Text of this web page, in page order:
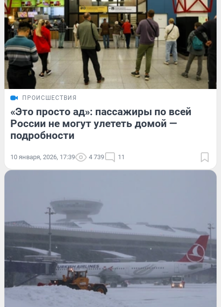
ПРОИСШЕСТВИЯ
«Это просто ад»: пассажиры по всей
России не могут улететь домой —
подробности
10 января, 2026, 17:39 4 739 11